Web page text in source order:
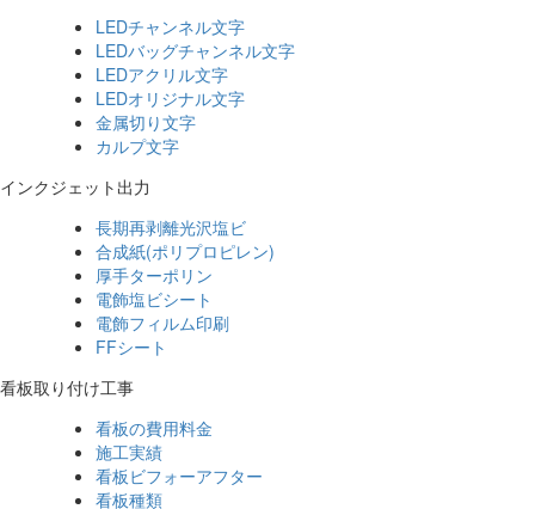
LEDチャンネル文字
LEDバッグチャンネル文字
LEDアクリル文字
LEDオリジナル文字
金属切り文字
カルプ文字
インクジェット出力
長期再剥離光沢塩ビ
合成紙(ポリプロピレン)
厚手ターポリン
電飾塩ビシート
電飾フィルム印刷
FFシート
看板取り付け工事
看板の費用料金
施工実績
看板ビフォーアフター
看板種類